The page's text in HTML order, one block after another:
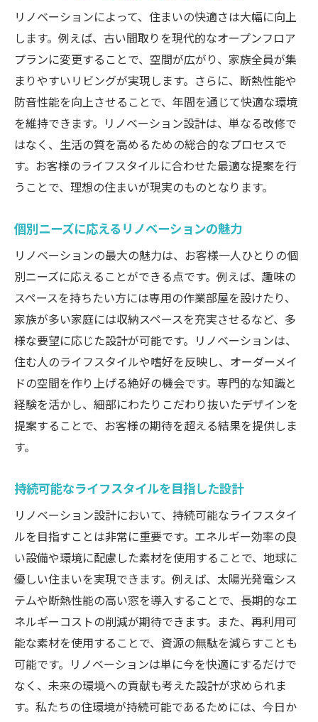
紹介
実際のリノベーション事例から学ぶ
テーマ別リノベーションアイデア
限られた予算で実現するリノベーション
小さなスペースを最大限に活かす方法
DIYリノベーションの可能性
エキスパートのおすすめリノベーション事
例
プロセス
リノベーションの基本プロセス
価値を高めるためのデザインの工夫
資産価値を向上させるリノベーション
リノベーションによるエコフレンドリーな
住まい
地域の特性を活かした設計の魅力
リノベーション後のメンテナンスのポイン
ト
夢を実現するためのプランニング
クリエイティブなアイデアを引き出す方法
リノベーションの過程でのコミュニケーシ
ョン
お客様のビジョンを実現するデザイナーの
役割
リノベーション設計における予算管理
プロジェクト成功のためのチェックリスト
リノベーションで快適な住まいを手に入れるた
めの基本とポイント
リノベーションによって、住まいの快適さは大幅に向上
します。例えば、古い間取りを現代的なオープンフロア
プランに変更することで、空間が広がり、家族全員が集
まりやすいリビングが実現します。さらに、断熱性能や
防音性能を向上させることで、年間を通じて快適な環境
を維持できます。リノベーション設計は、単なる改修で
はなく、生活の質を高めるための総合的なプロセスで
す。お客様のライフスタイルに合わせた最適な提案を行
うことで、理想の住まいが現実のものとなります。
個別ニーズに応えるリノベーションの魅力
リノベーションの最大の魅力は、お客様一人ひとりの個
別ニーズに応えることができる点です。例えば、趣味の
スペースを持ちたい方には専用の作業部屋を設けたり、
家族が多い家庭には収納スペースを充実させるなど、多
様な要望に応じた設計が可能です。リノベーションは、
住む人のライフスタイルや嗜好を反映し、オーダーメイ
ドの空間を作り上げる絶好の機会です。専門的な知識と
経験を活かし、細部にわたりこだわり抜いたデザインを
提案することで、お客様の期待を超える結果を提供しま
す。
持続可能なライフスタイルを目指した設計
リノベーション設計において、持続可能なライフスタイ
ルを目指すことは非常に重要です。エネルギー効率の良
い設備や環境に配慮した素材を使用することで、地球に
優しい住まいを実現できます。例えば、太陽光発電シス
テムや断熱性能の高い窓を導入することで、長期的なエ
ネルギーコストの削減が期待できます。また、再利用可
能な素材を使用することで、資源の無駄を減らすことも
可能です。リノベーションは単に今を快適にするだけで
なく、未来の環境への貢献も考えた設計が求められま
す。私たちの住環境が持続可能であるためには、今日か